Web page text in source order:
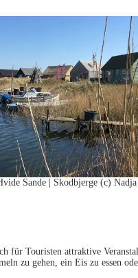
Sande | Skodbjerge (c)
für Touristen attraktive
zu gehen, ein Eis zu essen